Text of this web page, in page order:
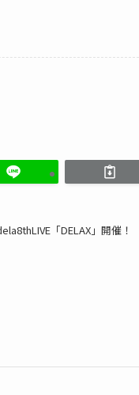
「DELAX」開催！